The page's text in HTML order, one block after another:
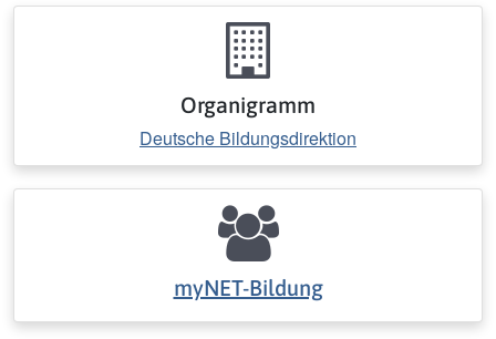
Organigramm
Deutsche Bildungsdirektion
myNET-Bildung